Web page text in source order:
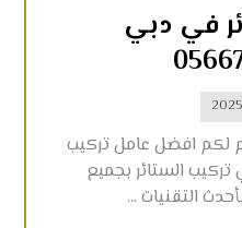
في دبي
لكم افضل عامل تركيب
الستائر بجميع
التقنيات ...